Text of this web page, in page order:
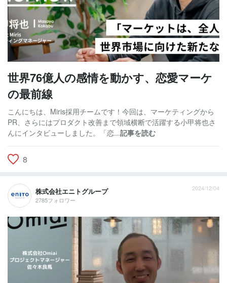
世界76億人の感情を動かす、恋愛マーケ
の最前線
こんにちは、Miris採用チームです！今回は、マーケティングから
PR、さらにはプロダクト改善まで領域横断で活躍する小甲将也さ
んにインタビューしました。「恋...記事を読む
8
株式会社エニトグループ
2785フォロワー
2024/12/04